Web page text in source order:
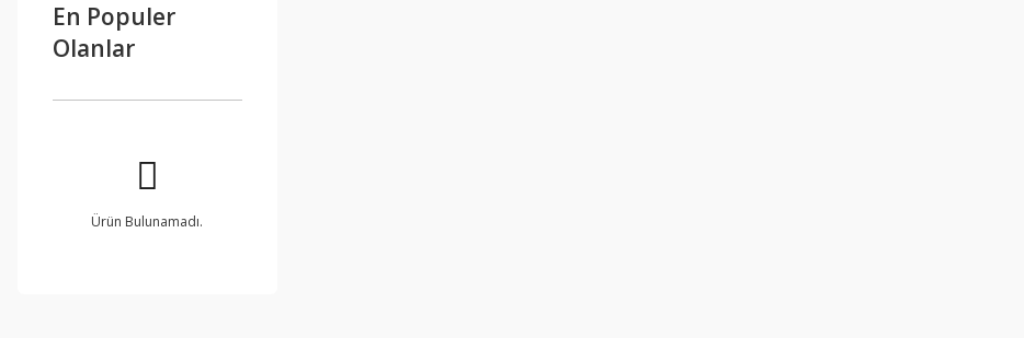
En Populer
Olanlar
Ürün Bulunamadı.